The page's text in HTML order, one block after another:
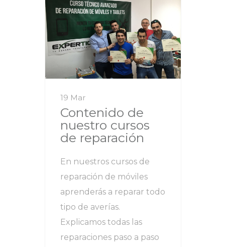
19 Mar
Contenido de
nuestro cursos
de reparación
En nuestros cursos de
reparación de móviles
aprenderás a reparar todo
tipo de averías.
Explicamos todas las
reparaciones paso a paso